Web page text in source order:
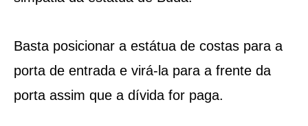
Basta posicionar a estátua de costas para a
porta de entrada e virá-la para a frente da
porta assim que a dívida for paga.